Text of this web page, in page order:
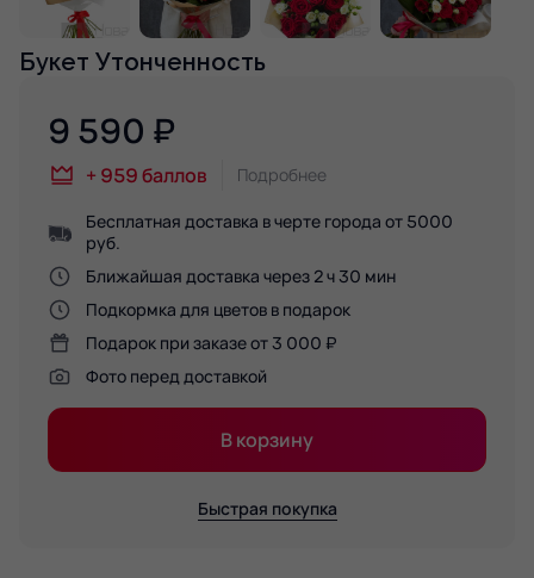
Букет Утонченность
9 590 ₽
+ 959баллов Подробнее
Бесплатная доставка в черте города от 5000
руб.
Ближайшая доставка через 2 ч 30 мин
Подкормка для цветов в подарок
Подарок при заказе от 3 000 ₽
Фото перед доставкой
В корзину
Быстрая покупка